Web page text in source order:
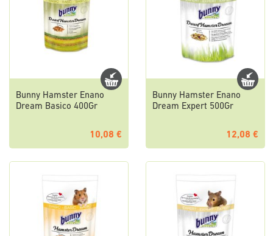
Bunny Hamster Enano
Dream Basico 400Gr
10,08 €
Bunny Hamster Enano
Dream Expert 500Gr
12,08 €